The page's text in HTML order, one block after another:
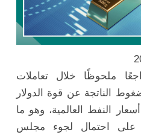
ملحوظًا خلال تعاملات
الناتجة عن قوة الدولار
النفط العالمية، وهو ما
على احتمال لجوء مجلس